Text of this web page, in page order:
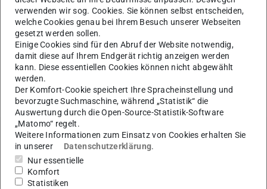
Themen
Material Analytik (MA)
verwenden wir sog. Cookies. Sie können selbst entscheiden,
welche Cookies genau bei Ihrem Besuch unserer Webseiten
gesetzt werden sollen.
Einige Cookies sind für den Abruf der Website notwendig,
damit diese auf Ihrem Endgerät richtig anzeigen werden
kann. Diese essentiellen Cookies können nicht abgewählt
werden.
Der Komfort-Cookie speichert Ihre Spracheinstellung und
bevorzugte Suchmaschine, während „Statistik“ die
Auswertung durch die Open-Source-Statistik-Software
„Matomo“ regelt.
Weitere Informationen zum Einsatz von Cookies erhalten Sie
in unserer
Datenschutzerklärung.
Nur essentielle
Komfort
Statistiken